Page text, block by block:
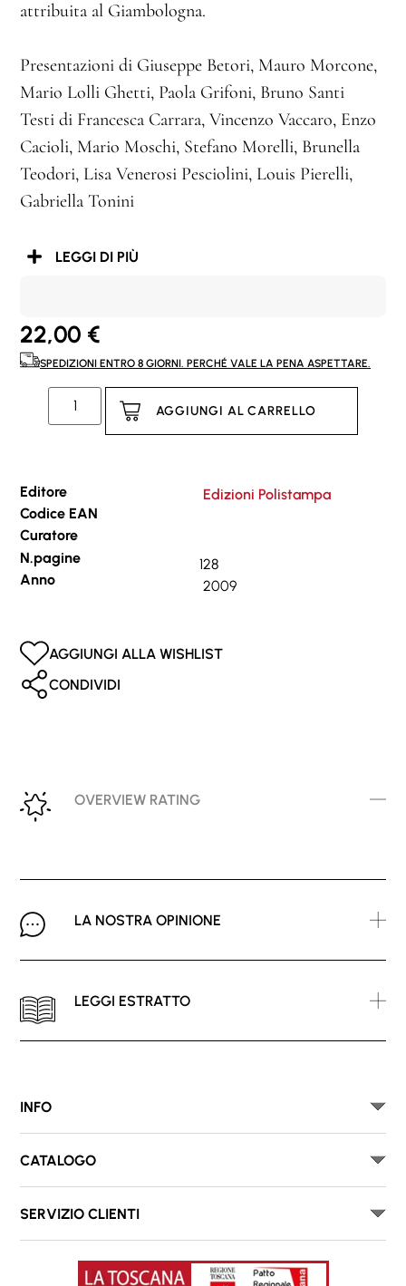
attribuita al Giambologna.
Presentazioni di Giuseppe Betori, Mauro Morcone,
Mario Lolli Ghetti, Paola Grifoni, Bruno Santi
Testi di Francesca Carrara, Vincenzo Vaccaro, Enzo
Cacioli, Mario Moschi, Stefano Morelli, Brunella
Teodori, Lisa Venerosi Pesciolini, Louis Pierelli,
Gabriella Tonini
LEGGI DI PIÙ
22,00 €
SPEDIZIONI ENTRO 8 GIORNI. PERCHÉ VALE LA PENA ASPETTARE.
AGGIUNGI AL CARRELLO
Editore
Edizioni Polistampa
Codice EAN
Curatore
N.pagine
128
Anno
2009
AGGIUNGI ALLA WISHLIST
CONDIVIDI
OVERVIEW RATING
LA NOSTRA OPINIONE
LEGGI ESTRATTO
INFO
CATALOGO
SERVIZIO CLIENTI